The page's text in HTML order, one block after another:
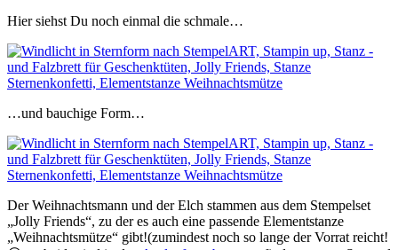
Hier siehst Du noch einmal die schmale…
…und bauchige Form…
Der Weihnachtsmann und der Elch stammen aus dem Stempelset
„Jolly Friends“, zu der es auch eine passende Elementstanze
„Weihnachtsmütze“ gibt!(zumindest noch so lange der Vorrat reicht!